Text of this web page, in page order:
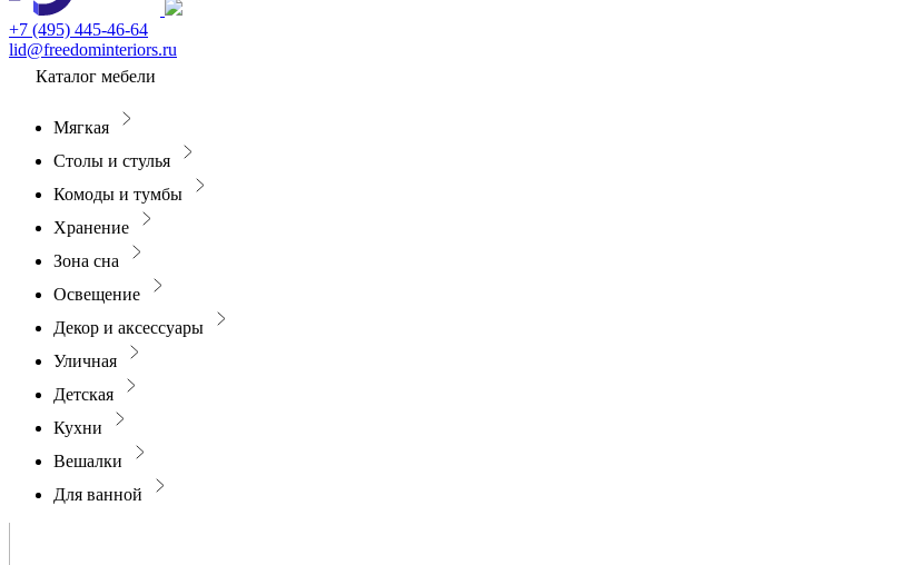
+7 (495) 445-46-64
lid@freedominteriors.ru
Каталог мебели
Мягкая
Столы и стулья
Комоды и тумбы
Хранение
Зона сна
Освещение
Декор и аксессуары
Уличная
Детская
Кухни
Вешалки
Для ванной